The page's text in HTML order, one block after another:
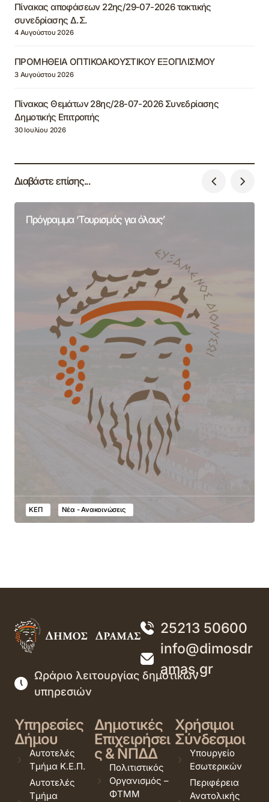
Πίνακας αποφάσεων 22ης/29-07-2026 τακτικής
συνεδρίασης Δ.Σ.
4 Αυγούστου 2026
ΠΡΟΜΗΘΕΙΑ ΟΠΤΙΚΟΑΚΟΥΣΤΙΚΟΥ ΕΞΟΠΛΙΣΜΟΥ
3 Αυγούστου 2026
Πίνακας Θεμάτων 28ης/28-07-2026 Συνεδρίασης
Δημοτικής Επιτροπής
30 Ιουλίου 2026
Διαβάστε επίσης...
Πρόγραμμα ‘Τουρισμός για όλους’
ΚΕΠ Νέα - Ανακοινώσεις
25213 50600
info@dimosdr
amas.gr
Ωράριο λειτουργίας δημοτικών
υπηρεσιών
Υπηρεσίες
Δήμου
Αυτοτελές
Τμήμα Κ.Ε.Π.
Αυτοτελές
Τμήμα
Δημοτικές
Επιχειρήσει
ς & ΝΠΔΔ
Πολιτιστικός
Οργανισμός –
ΦΤΜΜ
Χρήσιμοι
Σύνδεσμοι
Υπουργείο
Εσωτερικών
Περιφέρεια
Ανατολικής